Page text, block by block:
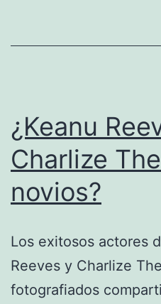
¿Keanu
Charlize
novios?
Los exitosos actores
Reeves y Charlize
fotografiados